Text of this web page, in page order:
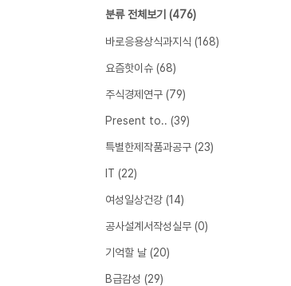
분류 전체보기 (476)
바로응용상식과지식 (168)
요즘핫이슈 (68)
주식경제연구 (79)
Present to.. (39)
특별한제작품과공구 (23)
IT (22)
여성일상건강 (14)
공사설계서작성실무 (0)
기억할 날 (20)
B급감성 (29)